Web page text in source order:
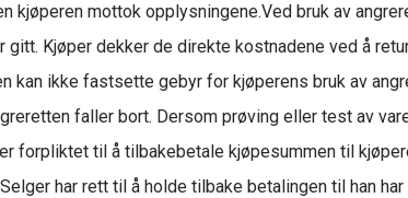
mottok opplysningene.Ved bruk av
Kjøper dekker de direkte kostnadene ved å
kan ikke fastsette gebyr for kjøperens bruk av
faller bort. Dersom prøving eller test av
forpliktet til å tilbakebetale kjøpesummen til
har rett til å holde tilbake betalingen til han